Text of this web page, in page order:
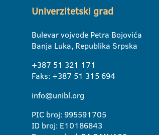
Univerzitetski grad
Bulevar vojvode Petra Bojovića
Banja Luka, Republika Srpska
+387 51 321 171
Faks: +387 51 315 694
info@unibl.org
PIC broj: 995591705
ID broj: E10186843